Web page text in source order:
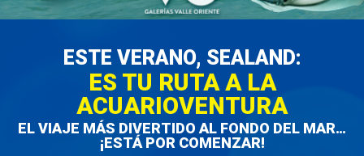
ESTE VERANO, SEALAND:
ES TU RUTA A LA
ACUARIOVENTURA
EL VIAJE MÁS DIVERTIDO AL FONDO DEL MAR…
¡ESTÁ POR COMENZAR!